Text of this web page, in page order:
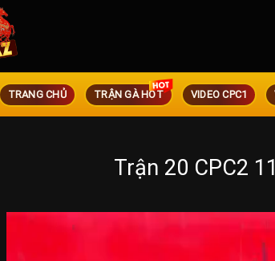
TRANG CHỦ TRẬN GÀ HOT VIDEO CPC1
Trận 20 CPC2